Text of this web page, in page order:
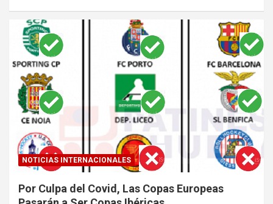
NOTICIAS INTERNACIONALES
Por Culpa del Covid, Las Copas Europeas